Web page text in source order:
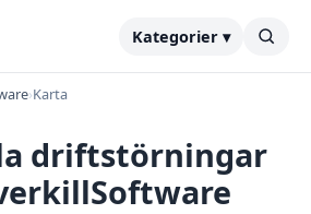
Kategorier ▾
›Karta
driftstörningar